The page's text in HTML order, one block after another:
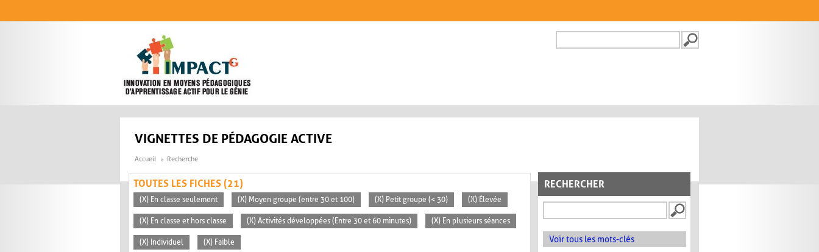
FORMULAIRE DE
VIGNETTES DE PÉDAGOGIE ACTIVE
Accueil Recherche
RECHERCHER
Voir tous les mots-clés
TOUTES LES FICHES (21)
(X) En classe seulement (X) Moyen groupe (entre 30 et 100) (X) Petit groupe (< 30) (X) Élevée
(X) En classe et hors classe (X) Activités développées (Entre 30 et 60 minutes) (X) En plusieurs séances
(X) Individuel (X) Faible